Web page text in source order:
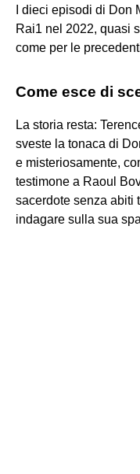
I dieci episodi di Don
Rai1 nel 2022, quasi
come per le
Come esce di
La storia resta:
sveste la tonaca di
e misteriosamente,
testimone a Raoul
sacerdote senza abiti
indagare sulla sua